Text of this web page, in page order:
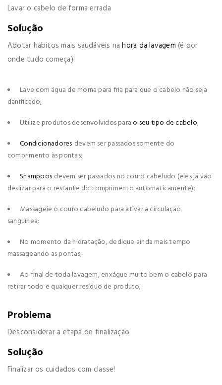
Lavar o cabelo de forma errada
Solução
Adotar hábitos mais saudáveis nahora da lavagem (é por
onde tudo começa)!
Lave com água de morna para fria para que o cabelo não seja
danificado;
Utilize produtos desenvolvidos parao seu tipo de cabelo;
Condicionadores devem ser passados somente do
comprimento às pontas;
Shampoos devem ser passados no couro cabeludo (eles já vão
deslizar para o restante do comprimento automaticamente);
Massageie o couro cabeludo para ativar a circulação
sanguínea;
No momento da hidratação, dedique ainda mais tempo
massageando as pontas;
Ao final de toda lavagem, enxágue muito bem o cabelo para
retirar todo e qualquer resíduo de produto;
Problema
Desconsiderar a etapa de finalização
Solução
Finalizar os cuidados com classe!